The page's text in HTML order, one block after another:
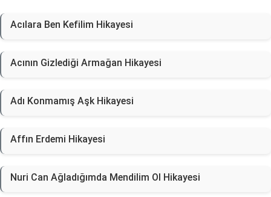
Acılara Ben Kefilim Hikayesi
Acının Gizlediği Armağan Hikayesi
Adı Konmamış Aşk Hikayesi
Affın Erdemi Hikayesi
Nuri Can Ağladığımda Mendilim Ol Hikayesi